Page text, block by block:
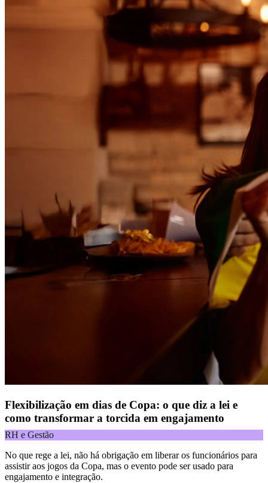
Flexibilização em dias de Copa: o que diz a lei e
como transformar a torcida em engajamento
RH e Gestão
No que rege a lei, não há obrigação em liberar os funcionários para
assistir aos jogos da Copa, mas o evento pode ser usado para
engajamento e integração.